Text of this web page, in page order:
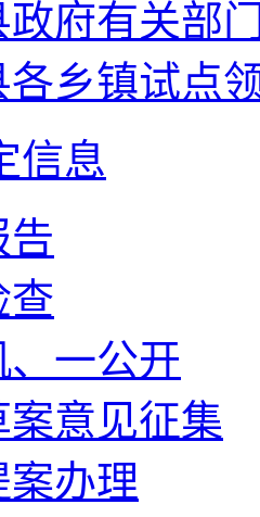
政府有关部
各乡镇试点
信息
告
查
、一公开
案意见征集
案办理